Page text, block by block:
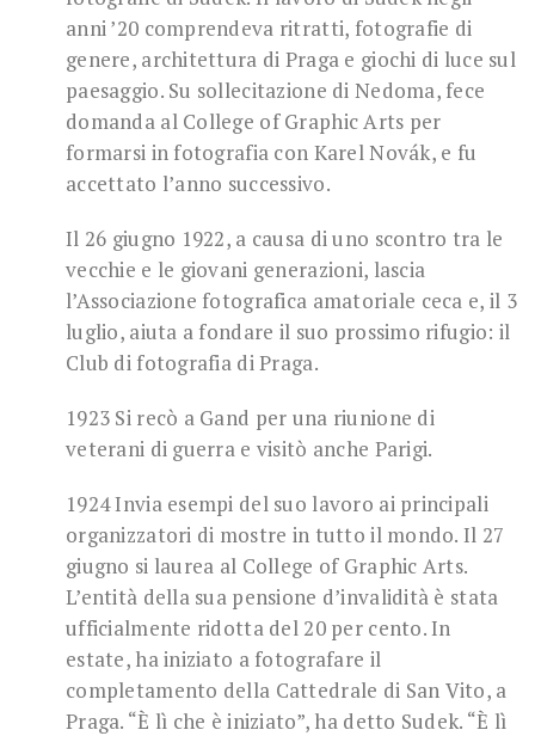
anni ’20 comprendeva ritratti, fotografie di
genere, architettura di Praga e giochi di luce sul
paesaggio. Su sollecitazione di Nedoma, fece
domanda al College of Graphic Arts per
formarsi in fotografia con Karel Novák, e fu
accettato l’anno successivo.
Il 26 giugno 1922, a causa di uno scontro tra le
vecchie e le giovani generazioni, lascia
l’Associazione fotografica amatoriale ceca e, il 3
luglio, aiuta a fondare il suo prossimo rifugio: il
Club di fotografia di Praga.
1923 Si recò a Gand per una riunione di
veterani di guerra e visitò anche Parigi.
1924 Invia esempi del suo lavoro ai principali
organizzatori di mostre in tutto il mondo. Il 27
giugno si laurea al College of Graphic Arts.
L’entità della sua pensione d’invalidità è stata
ufficialmente ridotta del 20 per cento. In
estate, ha iniziato a fotografare il
completamento della Cattedrale di San Vito, a
Praga. “È lì che è iniziato”, ha detto Sudek. “È lì